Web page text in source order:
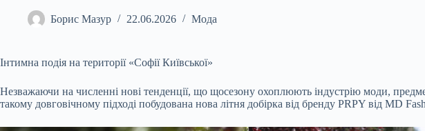
Борис Мазур 22.06.2026 Мода
Інтимна подія на території «Софії Київської»
Незважаючи на численні нові тенденції, що щосезону охоплюють індустрію моди,
такому довговічному підході побудована нова літня добірка від бренду PRPY від MD